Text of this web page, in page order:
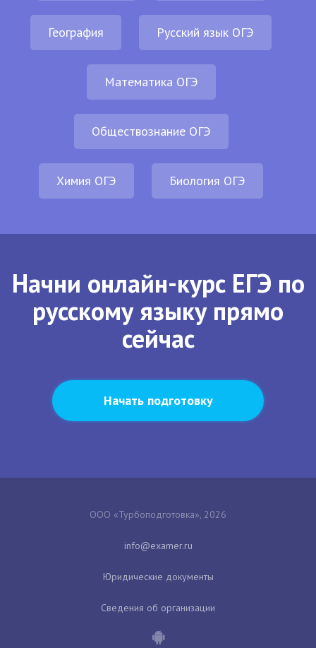
География Русский язык ОГЭ
Математика ОГЭ
Обществознание ОГЭ
Химия ОГЭ Биология ОГЭ
Начни онлайн-курс ЕГЭ по
русскому языку прямо
сейчас
Начать подготовку
ООО «Турбоподготовка», 2026
Юридические документы
Сведения об организации